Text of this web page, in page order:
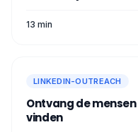
13 min
LINKEDIN-OUTREACH
Ontvang de
vinden